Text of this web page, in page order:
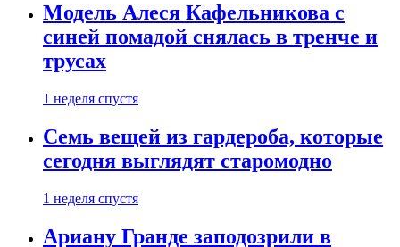
Модель Алеся Кафельникова с
синей помадой снялась в тренче и
трусах
1 неделя спустя
Семь вещей из гардероба, которые
сегодня выглядят старомодно
1 неделя спустя
Ариану Гранде заподозрили в